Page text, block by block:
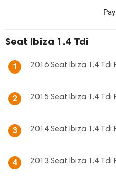
Seat Ibiza 1.4 Tdi
1 2016 Seat Ibiza 1.4 Tdi
2 2015 Seat Ibiza 1.4 Tdi
3 2014 Seat Ibiza 1.4 Tdi
4 2013 Seat Ibiza 1.4 Tdi